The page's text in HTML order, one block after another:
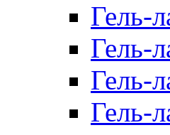
Гель-
Гель-
Гель-
Гель-